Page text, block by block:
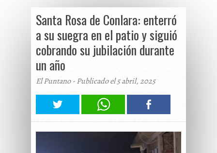
Santa Rosa de Conlara: enterró
a su suegra en el patio y siguió
cobrando su jubilación durante
un año
El Puntano - Publicado el 5 abril, 2025